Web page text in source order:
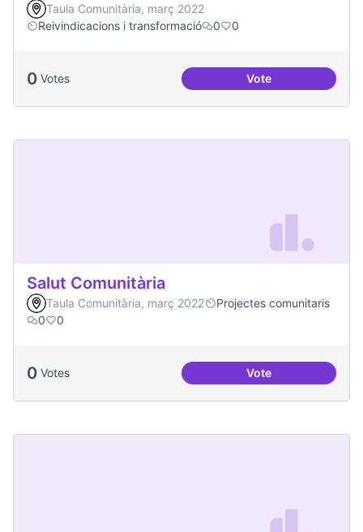
Taula Comunitària, març 2022
Reivindicacions i transformació
0 0
0 Votes VoteRedefinició Casal
Salut Comunitària
Taula Comunitària, març 2022
Projectes comunitaris
0
0
0 Votes VoteSalut Comunitària